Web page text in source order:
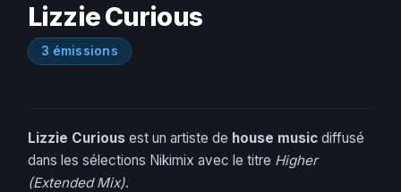
Lizzie Curious
3 émissions
Lizzie Curious est un artiste de house music diffusé
dans les sélections Nikimix avec le titre Higher
(Extended Mix).